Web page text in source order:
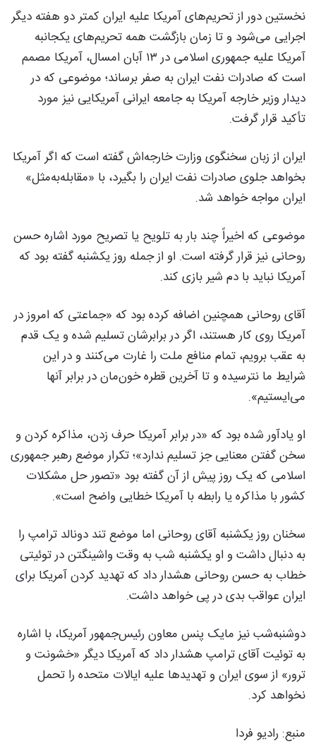
نخستین دور از تحریم‌های آمریکا علیه ایران کمتر دو هفته دیگر
اجرایی می‌شود و تا زمان بازگشت همه تحریم‌های یکجانبه
آمریکا علیه جمهوری اسلامی در ۱۳ آبان امسال، آمریکا مصمم
است که صادرات نفت ایران به صفر برساند؛ موضوعی که در
دیدار وزیر خارجه آمریکا به جامعه ایرانی آمریکایی نیز مورد
تأکید قرار گرفت.
ایران از زبان سخنگوی وزارت خارجه‌اش گفته است که اگر آمریکا
بخواهد جلوی صادرات نفت ایران را بگیرد، با «مقابله‌به‌مثل»
ایران مواجه خواهد شد.
موضوعی که اخیراً چند بار به تلویح یا تصریح مورد اشاره حسن
روحانی نیز قرار گرفته است. او از جمله روز یکشنبه گفته بود که
آمریکا نباید با دم شیر بازی کند.
آقای روحانی همچنین اضافه کرده بود که «جماعتی که امروز در
آمریکا روی کار هستند، اگر در برابرشان تسلیم شده و یک قدم
به عقب برویم، تمام منافع ملت را غارت می‌کنند و در این
شرایط ما نترسیده و تا آخرین قطره خون‌مان در برابر آنها
می‌ایستیم».
او یادآور شده بود که «در برابر آمریکا حرف زدن، مذاکره کردن و
سخن گفتن معنایی جز تسلیم ندارد»؛ تکرار موضع رهبر جمهوری
اسلامی که یک روز پیش از آن گفته بود «تصور حل مشکلات
کشور با مذاکره یا رابطه با آمریکا خطایی واضح است».
سخنان روز یکشنبه آقای روحانی اما موضع تند دونالد ترامپ را
به دنبال داشت و او یکشنبه شب به وقت واشینگتن در توئیتی
خطاب به حسن روحانی هشدار داد که تهدید کردن آمریکا برای
ایران عواقب بدی در پی خواهد داشت.
دوشنبه‌شب نیز مایک پنس معاون رئیس‌جمهور آمریکا، با اشاره
به توئیت آقای ترامپ هشدار داد که آمریکا دیگر «خشونت و
ترور» از سوی ایران و تهدیدها علیه ایالات متحده را تحمل
نخواهد کرد.
منبع:‌ رادیو فردا